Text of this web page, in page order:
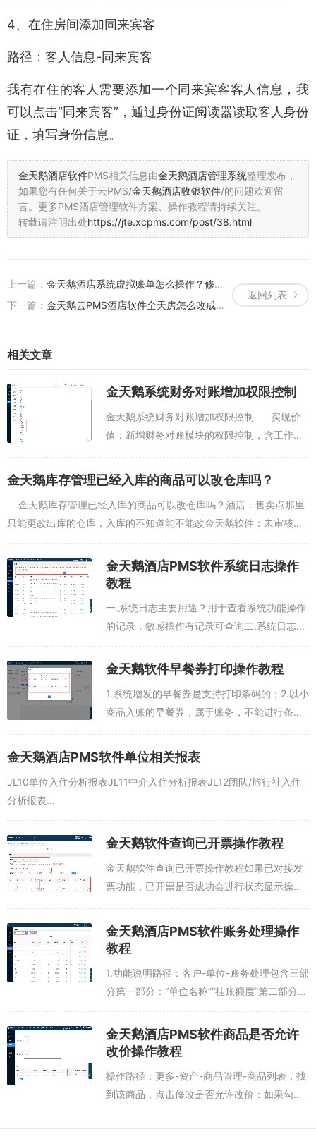
4、在住房间添加同来宾客
路径：客人信息-同来宾客
我有在住的客人需要添加一个同来宾客客人信息，我
可以点击“同来宾客”，通过身份证阅读器读取客人身份
证，填写身份信息。
金天鹅酒店软件PMS相关信息由金天鹅酒店管理系统整理发布，
如果您有任何关于云PMS/金天鹅酒店收银软件/的问题欢迎留
言。 更多PMS酒店管理软件方案、操作教程请持续关注。
转载请注明出处https://jte.xcpms.com/post/38.html
返回列表
上一篇： 金天鹅酒店系统虚拟账单怎么操作？修改账单的操作流程
下一篇： 金天鹅云PMS酒店软件全天房怎么改成钟点房
相关文章
金天鹅系统财务对账增加权限控制
金天鹅系统财务对账增加权限控制 实现价
值：新增财务对账模块的权限控制，含工作
理者，初始值默认财务管理员有权限，其他无
权限...
金天鹅库存管理已经入库的商品可以改仓库吗？
金天鹅库存管理已经入库的商品可以改仓库吗？酒店：售卖点那里
只能更改出库的仓库，入库的不知道能不能改金天鹅软件：未审核的
话，点反审，重新入库即可酒店：审核了，已经使用金天鹅软...
金天鹅酒店PMS软件系统日志操作
教程
一.系统日志主要用途？用于查看系统功能操作
的记录，敏感操作有记录可查询二.系统日志包
含哪些模块设置类日志：系统设置日志，参数
设置日志，佣金策略日志，会员配置日志，佣
金天鹅软件早餐券打印操作教程
1.系统增发的早餐券是支持打印条码的；2.以小
商品入账的早餐券，属于账务，不能进行条码
金天鹅酒店PMS软件单位相关报表
JL10单位入住分析报表JL11中介入住分析报表JL12团队/旅行社入住
分析报表...
金天鹅软件查询已开票操作教程
金天鹅软件查询已开票操作教程如果已对接发
票功能，已开票是否成功会进行状态显示操作
忘记填写邮箱或者酒店手动添加的时候未填写
邮箱，发票开具后，不能再修改邮箱，只能...
金天鹅酒店PMS软件账务处理操作
教程
1.功能说明路径：客户-单位-账务处理包含三部
分第一部分：“单位名称”“挂账额度”第二部分：
未结算账务，挂账总额=未结总额+挂账剩余余
额第三部分：已结算账务，单位已结账的账
务，按收款方式显示2.预收款...
金天鹅酒店PMS软件商品是否允许
改价操作教程
操作路径：更多-资产-商品管理-商品列表，找
到该商品，点击修改是否允许改价：如果勾
不勾选，则表示不允许前台对小商品进行改